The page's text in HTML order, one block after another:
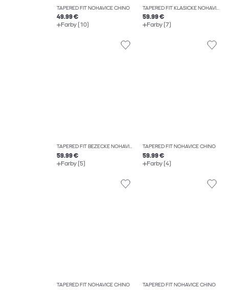
TAPERED FIT NOHAVICE CHINO
49.99 €
Farby (10)
TAPERED FIT KLASICKÉ NOHAVICE
59.99 €
Farby (7)
TAPERED FIT BEŽECKÉ NOHAVICE
59.99 €
Farby (5)
TAPERED FIT NOHAVICE CHINO
59.99 €
Farby (4)
TAPERED FIT NOHAVICE CHINO TAPERED FIT NOHAVICE CHINO